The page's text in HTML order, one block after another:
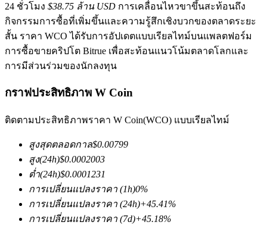
ฟิวเจอร์สสกุลเงินดิจิทัล
TradFi
อนุพันธ์ของหุ้น ฟอเร็กซ์ โลหะมีค่า และสินค้าโภคภัณฑ์
24 ชั่วโมง $38.75 ล้าน USD การเคลื่อนไหวขาขึ้นสะท้อนถึง
กิจกรรมการซื้อที่เพิ่มขึ้นและความรู้สึกเชิงบวกของตลาดระยะ
สั้น ราคา WCO ได้รับการอัปเดตแบบเรียลไทม์บนแพลตฟอร์ม
การซื้อขายคริปโต Bitrue เพื่อสะท้อนแนวโน้มตลาดโลกและ
การมีส่วนร่วมของนักลงทุน
กราฟประสิทธิภาพ W Coin
ติดตามประสิทธิภาพราคา W Coin(WCO) แบบเรียลไทม์
สูงสุดตลอดกาล$0.00799
สูง(24h)$0.0002003
ต่ำ(24h)$0.0001231
การเปลี่ยนแปลงราคา (1h)0%
การเปลี่ยนแปลงราคา (24h)+45.41%
การเปลี่ยนแปลงราคา (7d)+45.18%